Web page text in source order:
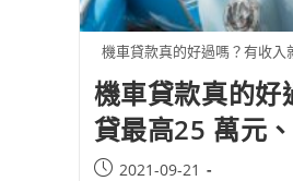
機車貸款真的好過嗎？有收入
機車貸款真的好
貸最高25 萬元
2021-09-21